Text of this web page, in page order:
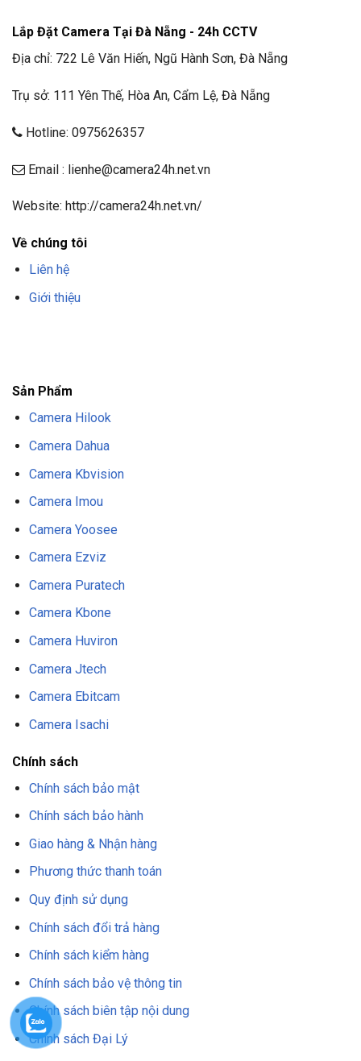
Lắp Đặt Camera Tại Đà Nẵng - 24h CCTV
Địa chỉ: 722 Lê Văn Hiến, Ngũ Hành Sơn, Đà Nẵng
Trụ sở: 111 Yên Thế, Hòa An, Cẩm Lệ, Đà Nẵng
Hotline: 0975626357
Email : lienhe@camera24h.net.vn
Website: http://camera24h.net.vn/
Về chúng tôi
Liên hệ
Giới thiệu
Sản Phẩm
Camera Hilook
Camera Dahua
Camera Kbvision
Camera Imou
Camera Yoosee
Camera Ezviz
Camera Puratech
Camera Kbone
Camera Huviron
Camera Jtech
Camera Ebitcam
Camera Isachi
Chính sách
Chính sách bảo mật
Chính sách bảo hành
Giao hàng & Nhận hàng
Phương thức thanh toán
Quy định sử dụng
Chính sách đổi trả hàng
Chính sách kiểm hàng
Chính sách bảo vệ thông tin
Chính sách biên tập nội dung
Chính sách Đại Lý